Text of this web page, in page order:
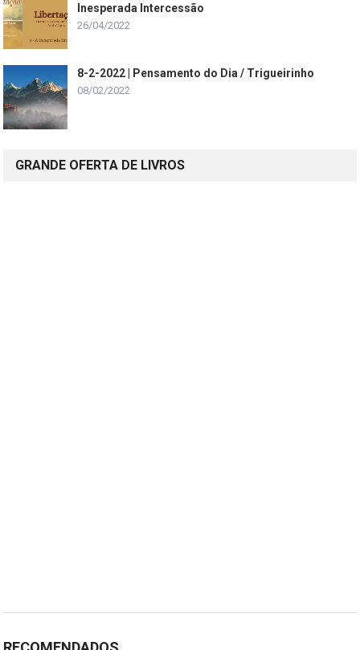
Inesperada Intercessão
26/04/2022
8-2-2022 | Pensamento do Dia / Trigueirinho
08/02/2022
GRANDE OFERTA DE LIVROS